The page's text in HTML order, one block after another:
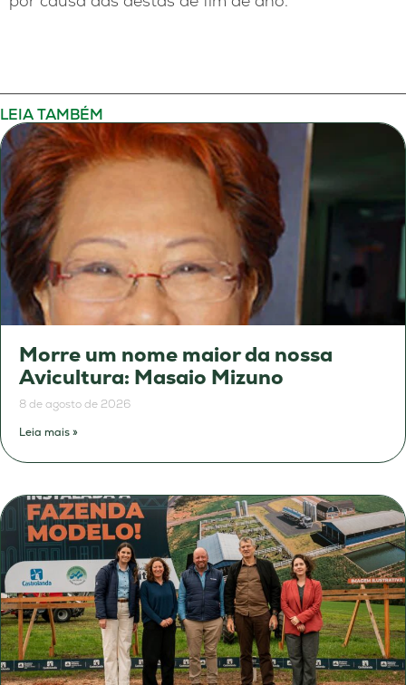
LEIA TAMBÉM
Morre um nome maior da nossa
Avicultura: Masaio Mizuno
8 de agosto de 2026
Leia mais »